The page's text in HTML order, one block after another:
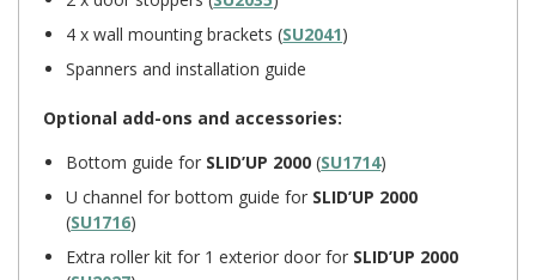
4 x wall mounting brackets (SU2041)
Spanners and installation guide
Optional add-ons and accessories:
Bottom guide for SLID’UP 2000 (SU1714)
U channel for bottom guide for SLID’UP 2000
(SU1716)
Extra roller kit for 1 exterior door for SLID’UP 2000